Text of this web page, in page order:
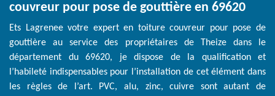
couvreur pour pose de gouttière en 69620
Ets Lagrenee votre expert en toiture couvreur pour pose de
gouttière au service des propriétaires de Theize dans le
département du 69620, je dispose de la qualification et
l’habileté indispensables pour l’installation de cet élément dans
les règles de l’art. PVC, alu, zinc, cuivre sont autant de